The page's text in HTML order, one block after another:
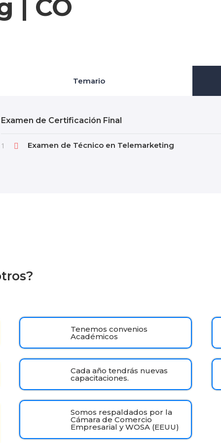
| CO
Temario
Examen de Certificación Final
1 Examen de Técnico en Telemarketing
Tenemos convenios
Académicos
Cada año tendrás nuevas
capacitaciones.
Somos respaldados por la
Cámara de Comercio
Empresarial y WOSA (EEUU)